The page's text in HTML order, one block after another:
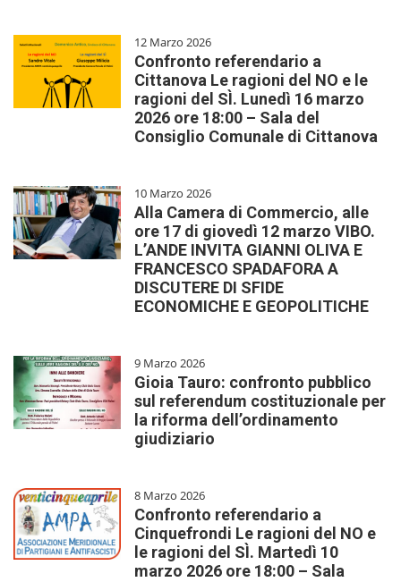
12 Marzo 2026
Confronto referendario a
Cittanova Le ragioni del NO e le
ragioni del SÌ. Lunedì 16 marzo
2026 ore 18:00 – Sala del
Consiglio Comunale di Cittanova
10 Marzo 2026
Alla Camera di Commercio, alle
ore 17 di giovedì 12 marzo VIBO.
L’ANDE INVITA GIANNI OLIVA E
FRANCESCO SPADAFORA A
DISCUTERE DI SFIDE
ECONOMICHE E GEOPOLITICHE
9 Marzo 2026
Gioia Tauro: confronto pubblico
sul referendum costituzionale per
la riforma dell’ordinamento
giudiziario
8 Marzo 2026
Confronto referendario a
Cinquefrondi Le ragioni del NO e
le ragioni del SÌ. Martedì 10
marzo 2026 ore 18:00 – Sala